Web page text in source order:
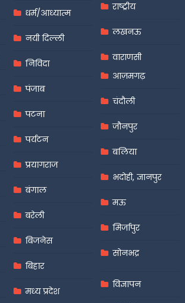
धर्म/आध्यात्म
नयी दिल्ली
निविदा
पंजाब
पटना
पर्यटन
प्रयागराज
बंगाल
बरेली
बिजनेस
बिहार
मध्य प्रदेश
राष्ट्रीय
लखनऊ
वाराणसी
आज़मगढ़
चंदौली
जौनपुर
बलिया
भदोही, ज्ञानपुर
मऊ
मिर्जापुर
सोनभद्र
विज्ञापन